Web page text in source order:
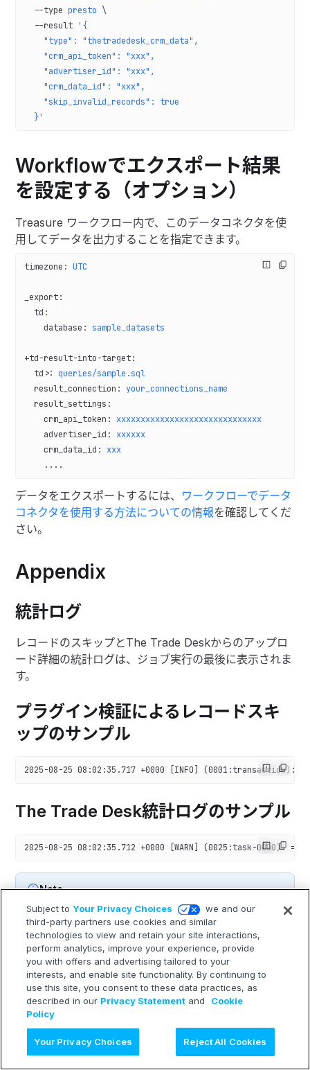
  --type
presto \
  --result
'{
    "type": "thetradedesk_crm_data",
    "crm_api_token": "xxx",
    "advertiser_id": "xxx",
    "crm_data_id": "xxx",
    "skip_invalid_records": true
  }'
Workflowでエクスポート結果
を設定する（オプション）
Treasure ワークフロー内で、このデータコネクタを使
用してデータを出力することを指定できます。
timezone : UTC
_export:
  td
:
    database
: sample_datasets
+td-result-into-target:
  td>
: queries/sample.sql
  result_connection
: your_connections_name
  result_settings
:
    crm_api_token
: xxxxxxxxxxxxxxxxxxxxxxxxxxxxxx
    advertiser_id
: xxxxxx
    crm_data_id
: xxx
    ....
データをエクスポートするには、 ワークフローでデータ
コネクタを使用する方法についての情報を確認してくだ
さい。
Appendix
統計ログ
レコードのスキップとThe Trade Deskからのアップロ
ード詳細の統計ログは、ジョブ実行の最後に表示されま
す。
プラグイン検証によるレコードスキ
ップのサンプル
2025-08-25 08:02:35.717 +0000 [INFO]
The Trade Desk統計ログのサンプル
2025-08-25 08:02:35.712 +0000 [WARN] (0025:task-0000):
Note
これらの統計は The Trade Desk の非同期の取り込み
状況を示すもので、アップロードの成否ではありませ
ん。Wait Until Finishedを無効にした場合（デフォル
ト）、コネクタは取り込み開始前にステータスを一度だ
け読み取るため、すべての値が 0 になります。これは
レコードが失われたことを意味しません（アップロード
の成否は上記の Uploaded records
で確認してくださ
い）。最終的な取り込み件数を反映させるには、
Until Finishedを有効にしてください。
Subject toYour Privacy Choices
we and our
third-party partners use cookies and similar
technologies to view and retain your site interactions,
perform analytics, improve your experience, provide
you with offers and advertising tailored to your
interests, and enable site functionality. By continuing to
use this site, you consent to these data practices, as
described in our Privacy Statement and
Cookie
Policy
Your Privacy Choices Reject All Cookies